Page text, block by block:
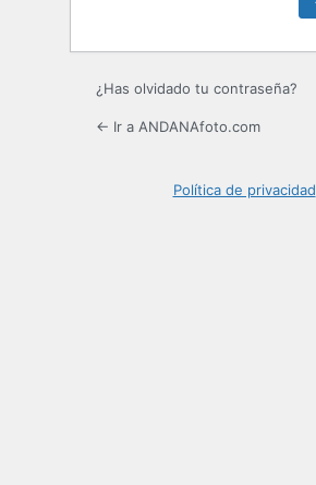
¿Has olvidado tu contraseña?
← Ir a ANDANAfoto.com
Política de privacidad